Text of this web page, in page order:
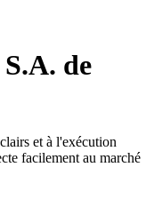
de
et à l'exécution
facilement au marché